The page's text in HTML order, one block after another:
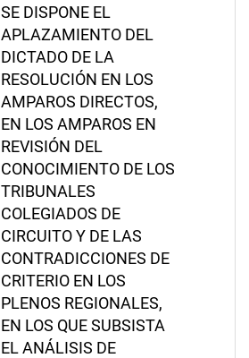
SE DISPONE EL
APLAZAMIENTO DEL
DICTADO DE LA
RESOLUCIÓN EN LOS
AMPAROS DIRECTOS,
EN LOS AMPAROS EN
REVISIÓN DEL
CONOCIMIENTO DE LOS
TRIBUNALES
COLEGIADOS DE
CIRCUITO Y DE LAS
CONTRADICCIONES DE
CRITERIO EN LOS
PLENOS REGIONALES,
EN LOS QUE SUBSISTA
EL ANÁLISIS DE